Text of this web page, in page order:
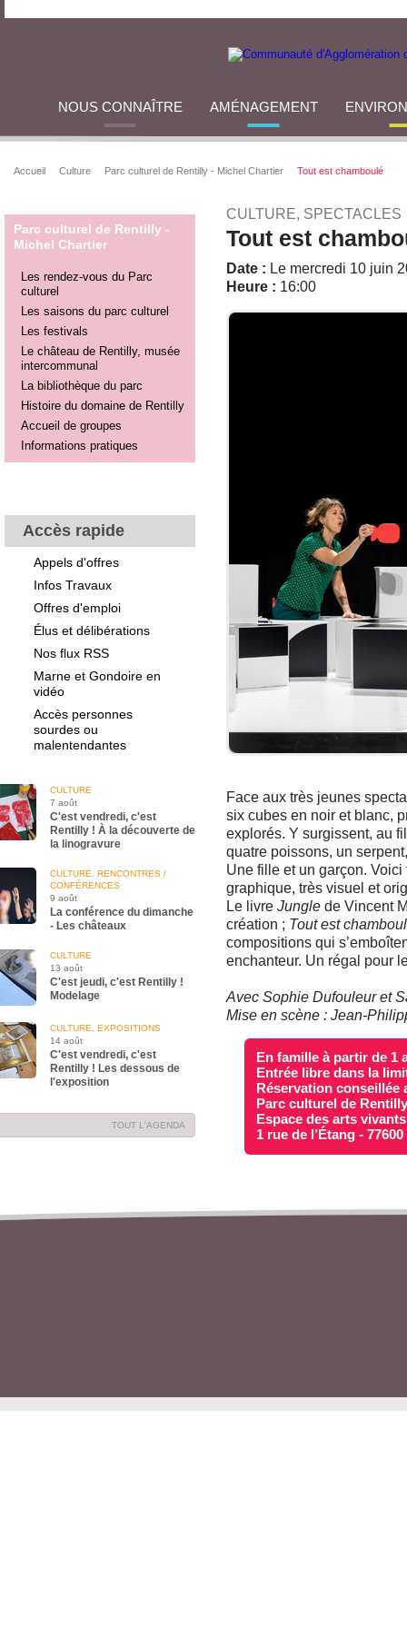
NOUS CONNAÎTRE AMÉNAGEMENT
Accueil Culture Parc culturel de Rentilly - Michel Chartier Tout est chamboulé
Parc culturel de Rentilly -
Michel Chartier
Les rendez-vous du Parc
culturel
Les saisons du parc culturel
Les festivals
Le château de Rentilly, musée
intercommunal
La bibliothèque du parc
Histoire du domaine de Rentilly
Accueil de groupes
Informations pratiques
Accès rapide
Appels d'offres
Infos Travaux
Offres d'emploi
Élus et délibérations
Nos flux RSS
Marne et Gondoire en
vidéo
Accès personnes
sourdes ou
malentendantes
CULTURE
7 août
C'est vendredi, c'est
Rentilly ! À la découverte de
la linogravure
CULTURE, RENCONTRES /
CONFÉRENCES
9 août
La conférence du dimanche
- Les châteaux
CULTURE
13 août
C'est jeudi, c'est Rentilly !
Modelage
CULTURE, EXPOSITIONS
14 août
C'est vendredi, c'est
Rentilly ! Les dessous de
l'exposition
TOUT L'AGENDA
CULTURE, SPECTACLES
Tout est
Date : Le mercredi 10 juin
Heure : 16:00
Face aux très jeunes
six cubes en noir et blanc,
explorés. Y surgissent, au
quatre poissons, un
Une fille et un garçon.
graphique, très visuel et
Le livre Jungle de Vincent
création ; Tout est
compositions qui
enchanteur. Un régal pour
Avec Sophie Dufouleur et
Mise en scène : Jean-
En famille à partir de 1
Entrée libre dans la
Réservation conseillée
Parc culturel de
Espace des arts vivants
1 rue de l’Étang -